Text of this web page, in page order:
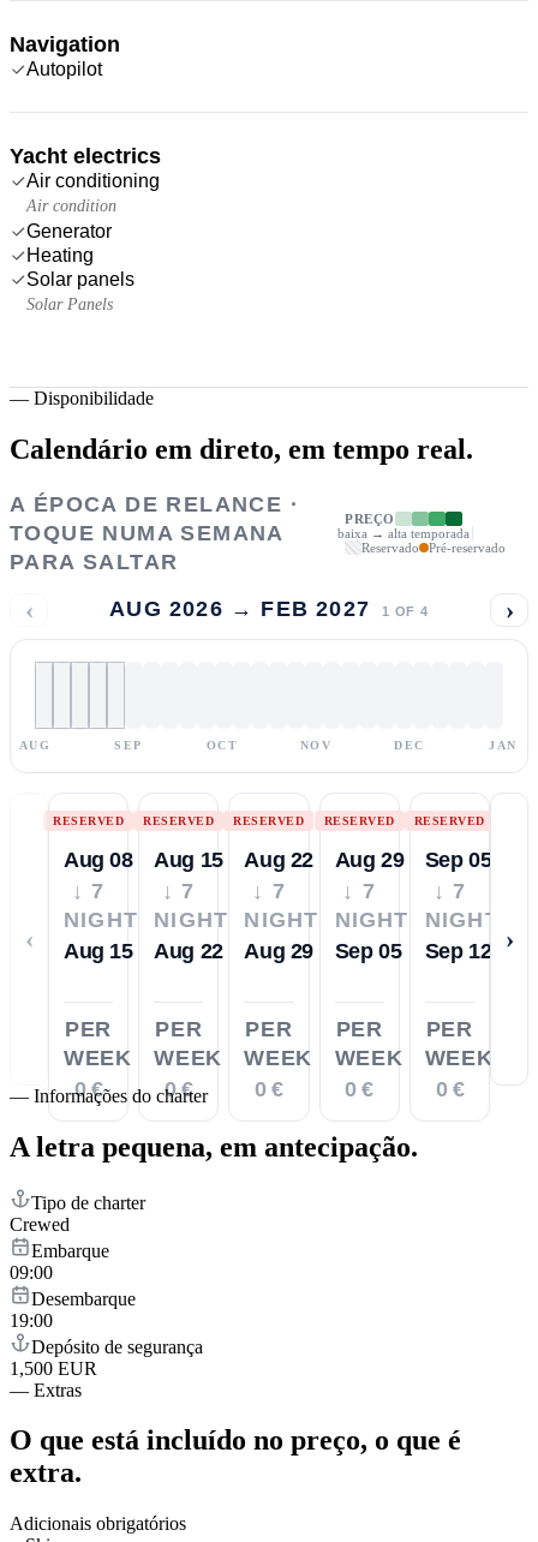
Navigation
Autopilot
Yacht electrics
Air conditioning
Air condition
Generator
Heating
Solar panels
Solar Panels
— Disponibilidade
Calendário em direto, em tempo real.
A ÉPOCA DE RELANCE ·
TOQUE NUMA SEMANA
PARA SALTAR
PREÇO
baixa → alta temporada
Reservado
Pré-reservado
‹ AUG 2026 → FEB 2027 1 OF 4 ›
AUG SEP OCT NOV DEC JAN
‹
RESERVED
Aug 08
↓ 7
NIGHTS
Aug 15
PER
WEEK
0 €
RESERVED
Aug 15
↓ 7
NIGHTS
Aug 22
PER
WEEK
0 €
RESERVED
Aug 22
↓ 7
NIGHTS
Aug 29
PER
WEEK
0 €
RESERVED
Aug 29
↓ 7
NIGHTS
Sep 05
PER
WEEK
0 €
RESERVED
Sep 05
↓ 7
NIGHTS
Sep 12
PER
WEEK
0 €
›
— Informações do charter
A letra pequena, em antecipação.
Tipo de charter
Crewed
Embarque
09:00
Desembarque
19:00
Depósito de segurança
1,500 EUR
— Extras
O que está incluído no preço, o que é
extra.
Adicionais obrigatórios